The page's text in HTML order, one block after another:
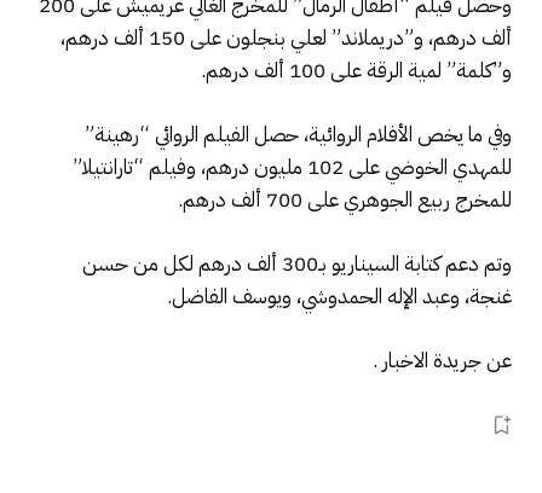
ألف درهم، و”دريملاند” لعلي بنجلون على 150 ألف درهم،
و”كلمة” لمية الرقة على 100 ألف درهم.
وفي ما يخص الأفلام الروائية، حصل الفيلم الروائي “رهينة”
للمهدي الخوضي على 102 مليون درهم، وفيلم “تارانتيلا”
للمخرج ربيع الجوهري على 700 ألف درهم.
وتم دعم كتابة السيناريو بـ300 ألف درهم لكل من حسن
غنجة، وعبد الإله الحمدوشي، ويوسف الفاضل.
عن جريدة الاخبار .